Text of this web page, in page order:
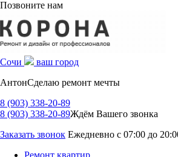
Позвоните нам
Сочи
ваш город
АнтонСделаю ремонт мечты
8 (903) 338-20-89
8 (903) 338-20-89Ждём Вашего звонка
Заказать звонок Ежедневно с 07:00 до
Ремонт квартир